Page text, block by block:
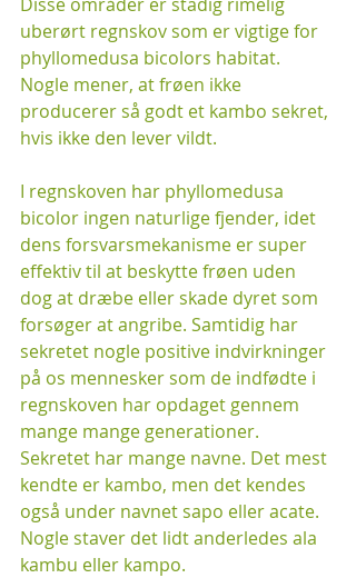
uberørt regnskov som er vigtige for
phyllomedusa bicolors habitat.
Nogle mener, at frøen ikke
producerer så godt et kambo sekret,
hvis ikke den lever vildt.
I regnskoven har phyllomedusa
bicolor ingen naturlige fjender, idet
dens forsvarsmekanisme er super
effektiv til at beskytte frøen uden
dog at dræbe eller skade dyret som
forsøger at angribe. Samtidig har
sekretet nogle positive indvirkninger
på os mennesker som de indfødte i
regnskoven har opdaget gennem
mange mange generationer.
Sekretet har mange navne. Det mest
kendte er kambo, men det kendes
også under navnet sapo eller acate.
Nogle staver det lidt anderledes ala
kambu eller kampo.